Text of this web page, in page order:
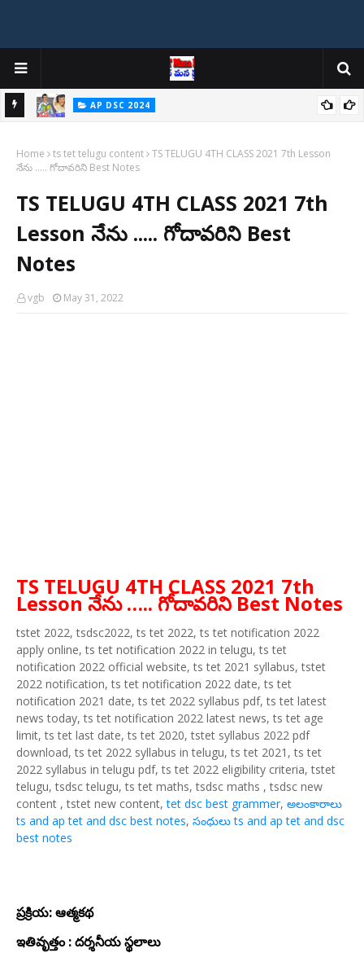
AP DSC 2024
Home ts tet telugu content TS TELUGU 4TH CLASS 2021 7th Lesson
నేను ..... గోదావరిని Best Notes
TS TELUGU 4TH CLASS 2021 7th
Lesson నేను ..... గోదావరిని Best
Notes
vgb May 31, 2022
TS TELUGU 4TH CLASS 2021 7th
Lesson నేను ….. గోదావరిని Best Notes
tstet 2022, tsdsc2022, ts tet 2022, ts tet notification 2022
apply online, ts tet notification 2022 in telugu, ts tet
notification 2022 official website, ts tet 2021 syllabus, tstet
2022 notification, ts tet notification 2022 date, ts tet
notification 2021 date, ts tet 2022 syllabus pdf, ts tet latest
news today, ts tet notification 2022 latest news, ts tet age
limit, ts tet last date, ts tet 2020, tstet syllabus 2022 pdf
download, ts tet 2022 syllabus in telugu, ts tet 2021, ts tet
2022 syllabus in telugu pdf, ts tet 2022 eligibility criteria, tstet
telugu, tsdsc telugu, ts tet maths, tsdsc maths , tsdsc new
content , tstet new content,tet dsc best grammer, అలంకారాలు
ts and ap tet and dsc best notes, సంధులు ts and ap tet and dsc
best notes
ప్రక్రియ: ఆత్మకథ
ఇతివృత్తం : దర్శనీయ స్థలాలు